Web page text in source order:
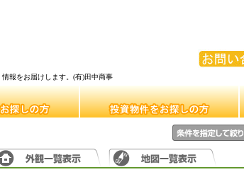
報をお届けします。(有)田中商事